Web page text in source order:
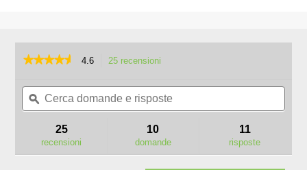
★★★★★
★★★★★
5
recensioni
4.6 25 recensioni
alla
pagina
delle
Cerca
domande
e
ϙ
e
25
recensioni
10
domande
11
risposte